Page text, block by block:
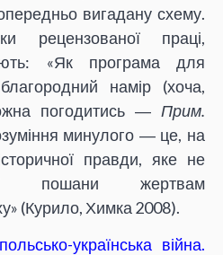
вигадану схему.
рецензованої праці,
«Як програма для
намір (хоча,
погодитись ― Прим.
минулого ― це, на
правди, яке не
пошани жертвам
(Курило, Химка 2008).
українська війна.